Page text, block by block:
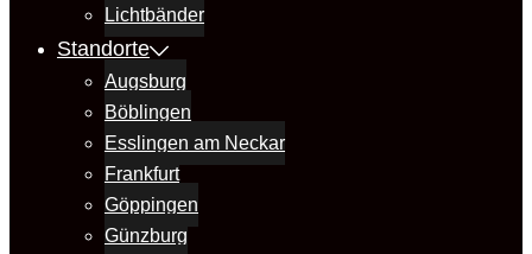
Lichtbänder
Standorte
Augsburg
Böblingen
Esslingen am Neckar
Frankfurt
Göppingen
Günzburg